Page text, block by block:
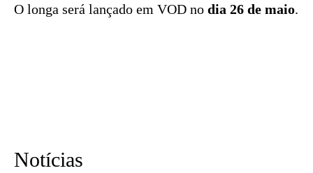
O longa será lançado em VOD no dia 26 de maio.
Notícias